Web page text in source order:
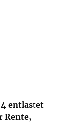
entlastet
Rente,